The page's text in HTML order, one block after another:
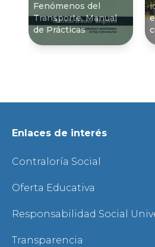
Fenómenos del
Transporte. Manual
de Prácticas
Enlaces de interés
Contraloría Social
Oferta Educativa
Responsabilidad Social
Transparencia